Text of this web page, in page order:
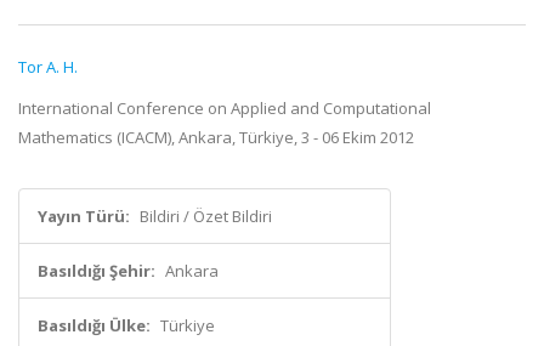
Tor A. H.
International Conference on Applied and Computational
Mathematics (ICACM), Ankara, Türkiye, 3 - 06 Ekim 2012
Yayın Türü: Bildiri / Özet Bildiri
Basıldığı Şehir: Ankara
Basıldığı Ülke: Türkiye